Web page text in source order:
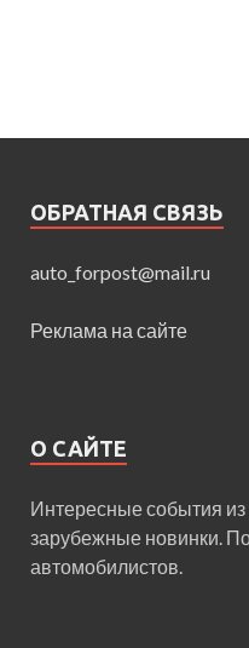
ОБРАТНАЯ СВЯЗЬ
auto_forpost@mail.ru
Реклама на сайте
О САЙТЕ
Интересные события
зарубежные новинки.
автомобилистов.